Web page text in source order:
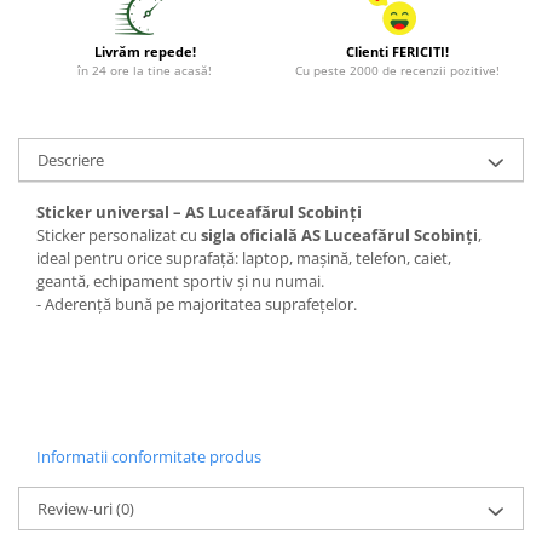
Livrăm repede!
în 24 ore la tine acasă!
Clienti FERICITI!
Cu peste 2000 de recenzii pozitive!
Descriere
Sticker universal – AS Luceafărul Scobinți
Sticker personalizat cu sigla oficială AS Luceafărul Scobinți,
ideal pentru orice suprafață: laptop, mașină, telefon, caiet,
geantă, echipament sportiv și nu numai.
- Aderență bună pe majoritatea suprafețelor.
Informatii conformitate produs
Review-uri(0)